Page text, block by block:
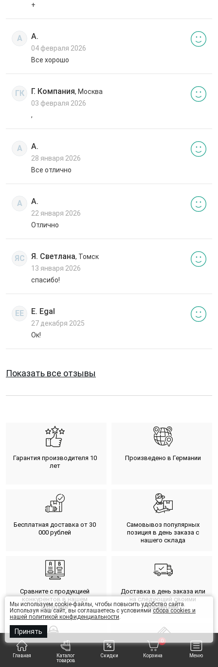
Главная
Каталог
товаров
Скидки Корзина
0
Меню
+
А А.
04 февраля 2026
Все хорошо
ГК Г. Компания, Москва
03 февраля 2026
,
А А.
28 января 2026
Все отлично
А А.
22 января 2026
Отлично
ЯС Я. Светлана, Томск
13 января 2026
спасибо!
EE E. Egal
27 декабря 2025
Ок!
Показать все отзывы
Гарантия производителя 10
лет
Произведено в Германии
Бесплатная доставка от 30
000 рублей
Самовывоз популярных
позиция в день заказа с
нашего склада
Сравните с продукцией
конкурентов в нашем
шоуруме
Доставка в день заказа или
на следующий своими
машинами
Отправка по России любыми
Разные варианты оплаты
Мы используем cookie-файлы, чтобы повысить удобство сайта.
Используя наш сайт, вы соглашаетесь с условиямисбора cookies и
нашей политикой конфиденциальности.
Принять